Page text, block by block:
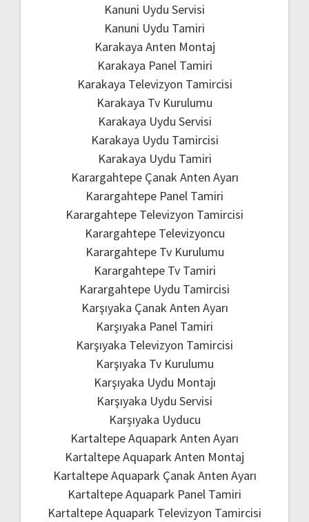
Kanuni Uydu Servisi
Kanuni Uydu Tamiri
Karakaya Anten Montaj
Karakaya Panel Tamiri
Karakaya Televizyon Tamircisi
Karakaya Tv Kurulumu
Karakaya Uydu Servisi
Karakaya Uydu Tamircisi
Karakaya Uydu Tamiri
Karargahtepe Çanak Anten Ayarı
Karargahtepe Panel Tamiri
Karargahtepe Televizyon Tamircisi
Karargahtepe Televizyoncu
Karargahtepe Tv Kurulumu
Karargahtepe Tv Tamiri
Karargahtepe Uydu Tamircisi
Karşıyaka Çanak Anten Ayarı
Karşıyaka Panel Tamiri
Karşıyaka Televizyon Tamircisi
Karşıyaka Tv Kurulumu
Karşıyaka Uydu Montajı
Karşıyaka Uydu Servisi
Karşıyaka Uyducu
Kartaltepe Aquapark Anten Ayarı
Kartaltepe Aquapark Anten Montaj
Kartaltepe Aquapark Çanak Anten Ayarı
Kartaltepe Aquapark Panel Tamiri
Kartaltepe Aquapark Televizyon Tamircisi